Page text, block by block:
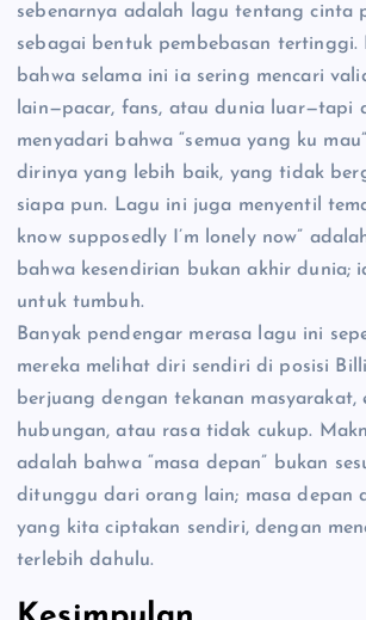
sebenarnya adalah lagu tentang cinta
sebagai bentuk pembebasan tertinggi.
bahwa selama ini ia sering mencari
lain—pacar, fans, atau dunia luar—tapi
menyadari bahwa “semua yang ku
dirinya yang lebih baik, yang tidak
siapa pun. Lagu ini juga menyentil tema
know supposedly I’m lonely now”
bahwa kesendirian bukan akhir dunia;
untuk tumbuh.
Banyak pendengar merasa lagu ini
mereka melihat diri sendiri di posisi
berjuang dengan tekanan masyarakat,
hubungan, atau rasa tidak cukup.
adalah bahwa “masa depan” bukan
ditunggu dari orang lain; masa depan
yang kita ciptakan sendiri, dengan
terlebih dahulu.